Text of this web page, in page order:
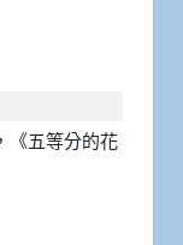
《五等分的花